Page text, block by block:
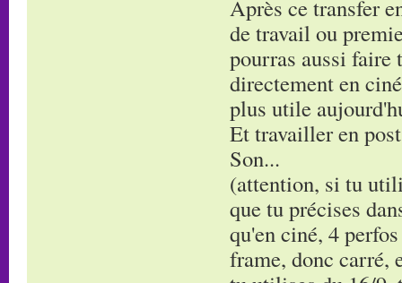
Après ce transfer
de travail ou
pourras aussi
directement en
plus utile
Et travailler en
Son...
(attention, si tu
que tu précises
qu'en ciné, 4
frame, donc carré,